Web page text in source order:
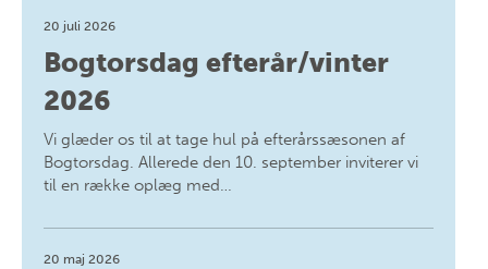
20 juli 2026
Bogtorsdag efterår/vinter
2026
Vi glæder os til at tage hul på efterårssæsonen af
Bogtorsdag. Allerede den 10. september inviterer vi
til en række oplæg med…
20 maj 2026